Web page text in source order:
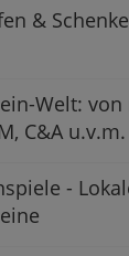
&
Welt: von
C&A u.v.m.
-